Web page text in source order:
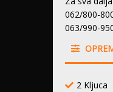
062/800-
063/990-
2 Kljuca